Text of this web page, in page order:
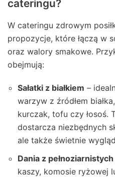
cateringu?
W cateringu zdrowym
propozycje, które łączą w
oraz walory smakowe.
obejmują:
Sałatki z białkiem –
warzyw z źródłem
kurczak, tofu czy łosoś.
dostarcza niezbędnych
ale także świetnie
Dania z
kaszy, komosie ryżowej